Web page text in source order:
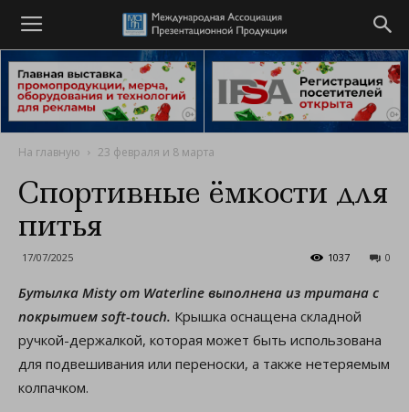
На главную 23 февраля и 8 марта
Спортивные ёмкости для
питья
17/07/2025 0
1037
Бутылка Misty от Waterline выполнена из тритана с
покрытием soft-touch. Крышка оснащена складной
ручкой-держалкой, которая может быть использована
для подвешивания или переноски, а также нетеряемым
колпачком.